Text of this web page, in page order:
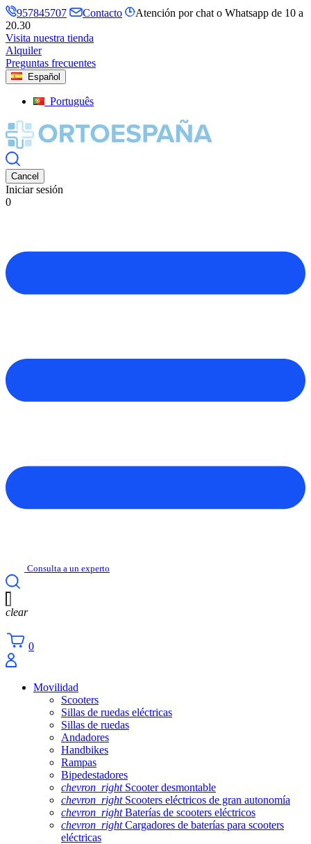
957845707 Contacto
Atención por chat o Whatsapp de 10 a
20.30
Visita nuestra tienda
Alquiler
Preguntas frecuentes
Español
Português
Cancel
Iniciar sesión
0
Consulta a un experto
clear
0
Movilidad
Scooters
Sillas de ruedas eléctricas
Sillas de ruedas
Andadores
Handbikes
Rampas
Bipedestadores
chevron_rightScooter desmontable
chevron_rightScooters eléctricos de gran autonomía
chevron_rightBaterías de scooters eléctricos
chevron_rightCargadores de baterías para scooters
eléctricas